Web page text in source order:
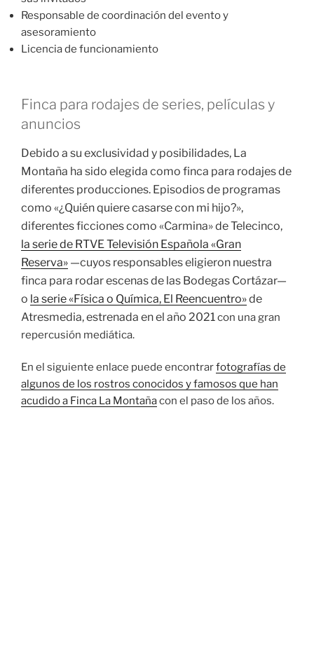
Responsable de coordinación del evento y
asesoramiento
Licencia de funcionamiento
Finca para rodajes de series, películas y
anuncios
Debido a su exclusividad y posibilidades, La
Montaña ha sido elegida como finca para rodajes de
diferentes producciones. Episodios de programas
como «¿Quién quiere casarse con mi hijo?»,
diferentes ficciones como «Carmina» de Telecinco,
la serie de RTVE Televisión Española «Gran
Reserva» —cuyos responsables eligieron nuestra
finca para rodar escenas de las Bodegas Cortázar—
o la serie «Física o Química, El Reencuentro»de
Atresmedia, estrenada en el año 2021con una gran
repercusión mediática.
En el siguiente enlace puede encontrarfotografías de
algunos de los rostros conocidos y famosos que han
acudido a Finca La Montañacon el paso de los años.